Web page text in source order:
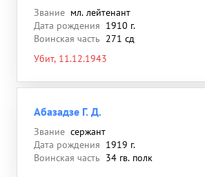
Звание мл. лейтенант
Дата рождения 1910 г.
Воинская часть 271 сд
Убит, 11.12.1943
Абазадзе Г. Д.
Звание сержант
Дата рождения 1919 г.
Воинская часть 34 гв. полк